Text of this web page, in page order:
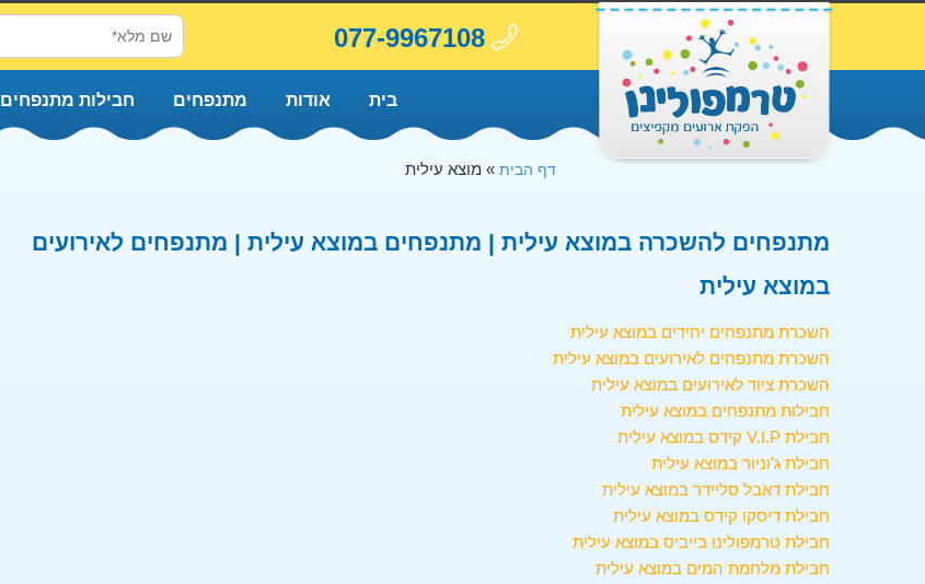
077-9967108
בית אודות מתנפחים חבילות מתנפחים
דף הבית » מוצא עילית
מתנפחים להשכרה במוצא עילית | מתנפחים במוצא עילית | מתנפחים לאירועים
במוצא עילית
השכרת מתנפחים יחידים במוצא עילית
השכרת מתנפחים לאירועים במוצא עילית
השכרת ציוד לאירועים במוצא עילית
חבילות מתנפחים במוצא עילית
חבילת V.I.P קידס במוצא עילית
חבילת ג'וניור במוצא עילית
חבילת דאבל סליידר במוצא עילית
חבילת דיסקו קידס במוצא עילית
חבילת טרמפולינו בייביס במוצא עילית
חבילת מלחמת המים במוצא עילית